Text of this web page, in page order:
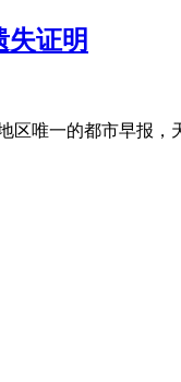
证明
区唯一的都市早报